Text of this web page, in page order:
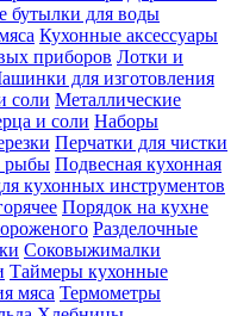
бутылки для воды
Кухонные аксессуары
приборов Лотки и
для изготовления
соли Металлические
и соли Наборы
Перчатки для чистки
рыбы Подвесная кухонная
кухонных инструментов
Порядок на кухне
Разделочные
Соковыжималки
Таймеры кухонные
мяса Термометры